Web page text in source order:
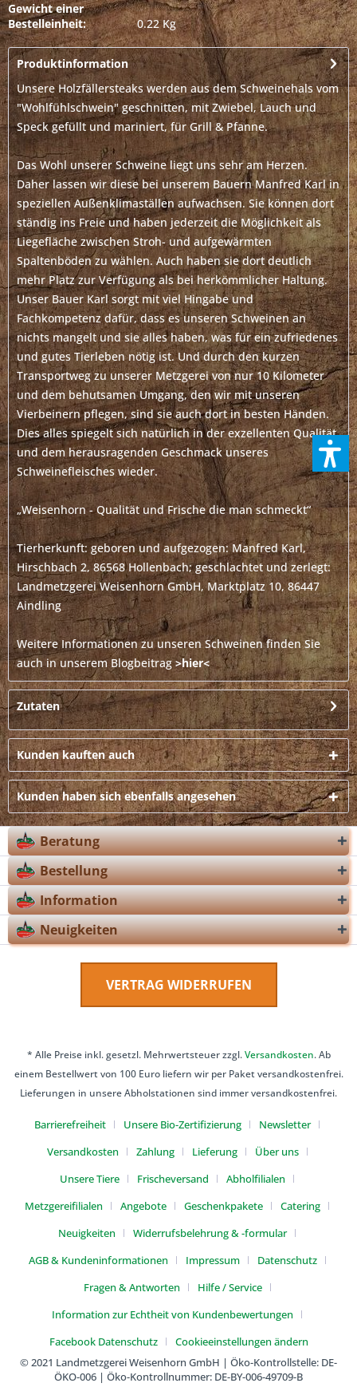
Gewicht einer
Bestelleinheit:
0.22 Kg
Produktinformation
Unsere Holzfällersteaks werden aus dem Schweinehals vom
"Wohlfühlschwein" geschnitten, mit Zwiebel, Lauch und
Speck gefüllt und mariniert, für Grill & Pfanne.
Das Wohl unserer Schweine liegt uns sehr am Herzen.
Daher lassen wir diese bei unserem Bauern Manfred Karl in
speziellen Außenklimaställen aufwachsen. Sie können dort
ständig ins Freie und haben jederzeit die Möglichkeit als
Liegefläche zwischen Stroh- und aufgewärmten
Spaltenböden zu wählen. Auch haben sie dort deutlich
mehr Platz zur Verfügung als bei herkömmlicher Haltung.
Unser Bauer Karl sorgt mit viel Hingabe und
Fachkompetenz dafür, dass es unseren Schweinen an
nichts mangelt und sie alles haben, was für ein zufriedenes
und gutes Tierleben nötig ist. Und durch den kurzen
Transportweg zu unserer Metzgerei von nur 10 Kilometer
und dem behutsamen Umgang, den wir mit unseren
Vierbeinern pflegen, sind sie auch dort in besten Händen.
Dies alles spiegelt sich natürlich in der exzellenten Qualität
und dem herausragenden Geschmack unseres
Schweinefleisches wieder.
„Weisenhorn - Qualität und Frische die man schmeckt“
Tierherkunft: geboren und aufgezogen: Manfred Karl,
Hirschbach 2, 86568 Hollenbach; geschlachtet und zerlegt:
Landmetzgerei Weisenhorn GmbH, Marktplatz 10, 86447
Aindling
Weitere Informationen zu unseren Schweinen finden Sie
auch in unserem Blogbeitrag>hier<
Zutaten
Kunden kauften auch
Kunden haben sich ebenfalls angesehen
Beratung
Bestellung
Information
Neuigkeiten
VERTRAG WIDERRUFEN
* Alle Preise inkl. gesetzl. Mehrwertsteuer zzgl.Versandkosten. Ab
einem Bestellwert von 100 Euro liefern wir per Paket versandkostenfrei.
Lieferungen in unsere Abholstationen sind immer versandkostenfrei.
Barrierefreiheit Unsere Bio-Zertifizierung
Newsletter
Versandkosten
Zahlung Lieferung
Über uns
Unsere Tiere
Frischeversand
Abholfilialen
Metzgereifilialen
Angebote Geschenkpakete
Catering
Neuigkeiten
Widerrufsbelehrung & -formular
AGB & Kundeninformationen
Impressum
Datenschutz
Fragen & Antworten
Hilfe / Service
Information zur Echtheit von Kundenbewertungen
Facebook Datenschutz
Cookieeinstellungen ändern
© 2021 Landmetzgerei Weisenhorn GmbH | Öko-Kontrollstelle: DE-
ÖKO-006 | Öko-Kontrollnummer: DE-BY-006-49709-B